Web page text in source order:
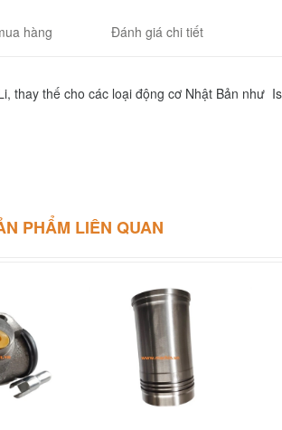
hàng Đánh giá chi tiết
thay thế cho các loại động cơ Nhật Bản như
PHẨM LIÊN QUAN